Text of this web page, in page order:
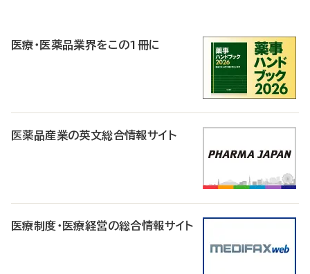
医療・医薬品業界をこの1冊に
医薬品産業の英文総合情報サイト
医療制度・医療経営の総合情報サイト